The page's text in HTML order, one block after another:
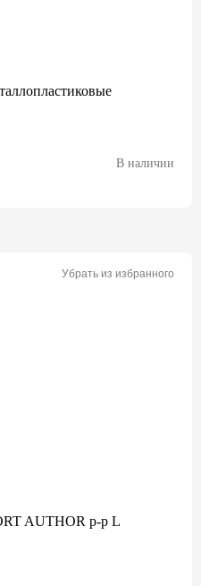
В наличии
Убрать из избранного
AUTHOR р-р L